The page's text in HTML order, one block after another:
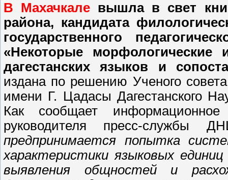
В Махачкале вышла в свет
района, кандидата
государственного
«Некоторые морфологические
дагестанских языков и
издана по решению Ученого
имени Г. Цадасы Дагестанского
Как сообщает
руководителя пресс-
предпринимается попытка
характеристики языковых
выявления общностей и